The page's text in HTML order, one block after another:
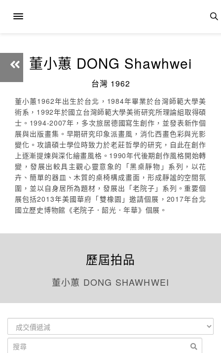
董小蕙 DONG Shawhwei
台灣 1962
董小蕙1962年出生於台北，1984年畢業於台灣師範大學美
術系，1992年於國立台灣師範大學美術研究所理論組取得碩
士。1994-2007年，多次旅居德國寫生創作，並發表新作個
展與出版畫集。早期研究印象派畫風，消化西畫色彩與光影
變化。攻讀碩士學位時致力於老莊哲學的研究，自此在創作
上逐漸提煉與深化繪畫風格。1990年代後期創作風格開始轉
變，發展出較具主觀心靈意象的「黑桌靜物」系列，以花
卉、簡單的器皿、木質的桌椅構成畫面，形成靜謐的空間氛
圍，並以自身居所為題材，發展出「老院子」系列。重要個
展包括2013年美國華府「雙橡園」邀請個展，2017年台北
國立歷史博物館《老院子．韶光．年華》個展。
歷屆拍品
董小蕙 DONG SHAWHWEI